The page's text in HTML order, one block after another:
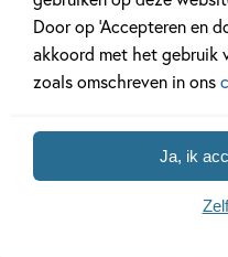
Door op ‘Accepteren en
akkoord met het gebruik
zoals omschreven in ons
Ja, ik